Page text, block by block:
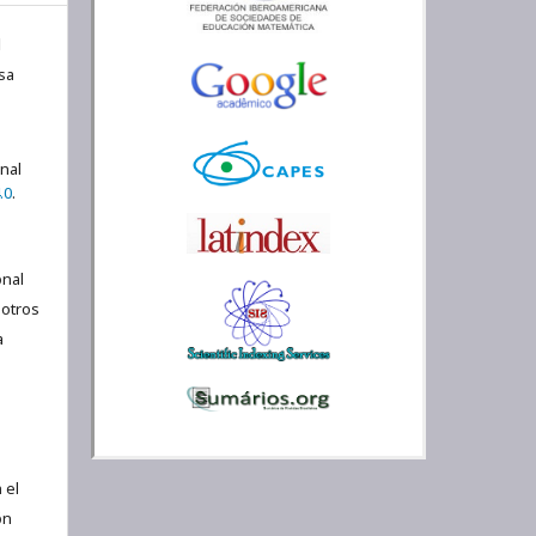
.
otros
el